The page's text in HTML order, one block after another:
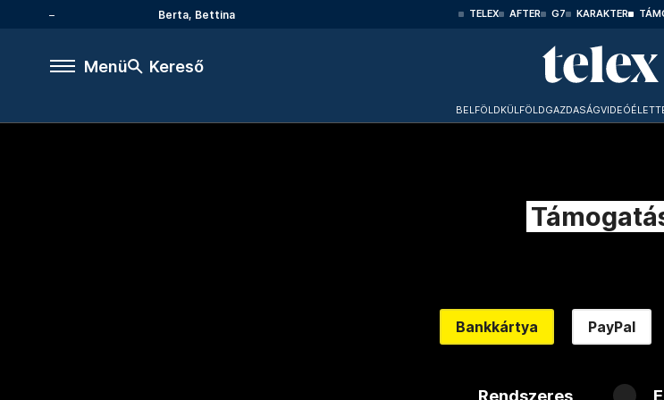
Berta, Bettina TELEX AFTER G7 KARAKTER
Menü Kereső
BELFÖLDKÜLFÖLDGAZDASÁGVIDEÓÉLET
Bankkártya PayPal
Rendszeres